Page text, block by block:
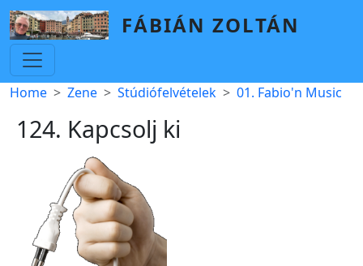
Skip to main content
FÁBIÁN ZOLTÁN
Breadcrumb
Home Zene Stúdiófelvételek 01. Fabio'n Music
124. Kapcsolj ki